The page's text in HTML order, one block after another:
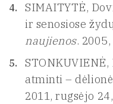
SIMAITYTĖ,
ir senosiose
naujienos.
atminti –
2011, rugsėjo